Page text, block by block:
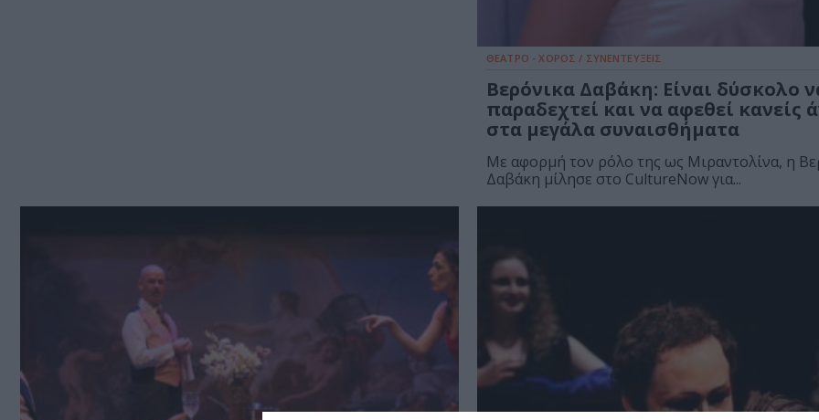
ΘΕΑΤΡΟ - ΧΟΡΟΣ / ΣΥΝΕΝΤΕΥΞΕΙΣ
Βερόνικα Δαβάκη: Είναι δύσκολο
παραδεχτεί και να αφεθεί κανείς
στα μεγάλα συναισθήματα
Με αφορμή τον ρόλο της ως Μιραντολίνα, η
Δαβάκη μίλησε στο CultureNow για...